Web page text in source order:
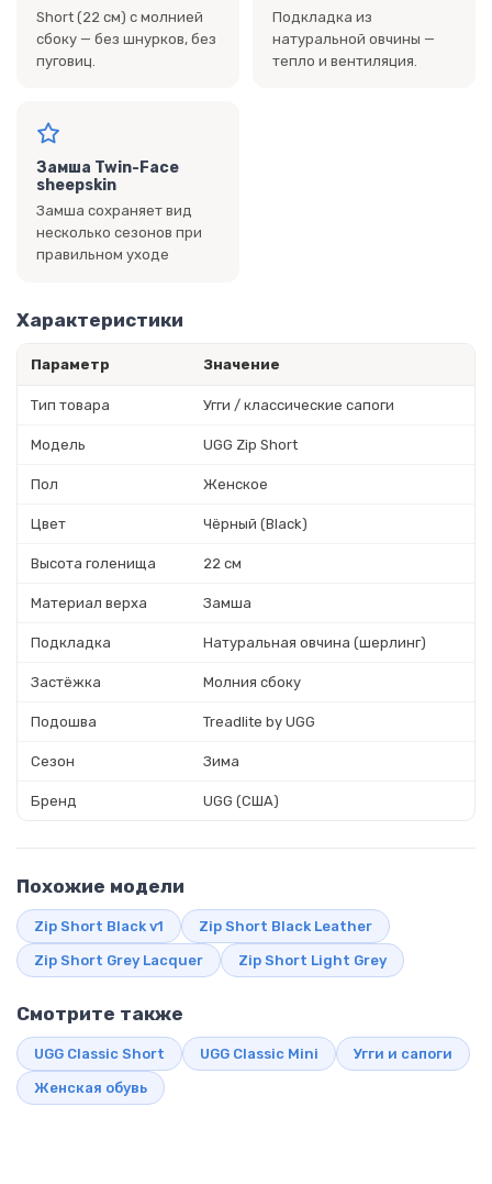
Short (22 см) с молнией
сбоку — без шнурков, без
пуговиц.
Подкладка из
натуральной овчины —
тепло и вентиляция.
Замша Twin-Face
sheepskin
Замша сохраняет вид
несколько сезонов при
правильном уходе
Характеристики
Параметр Значение
Тип товара Угги / классические сапоги
Модель UGG Zip Short
Пол Женское
Цвет Чёрный (Black)
Высота голенища 22 см
Материал верха Замша
Подкладка Натуральная овчина (шерлинг)
Застёжка Молния сбоку
Подошва Treadlite by UGG
Сезон Зима
Бренд UGG (США)
Похожие модели
Zip Short Black v1 Zip Short Black Leather
Zip Short Grey Lacquer Zip Short Light Grey
Смотрите также
UGG Classic Short UGG Classic Mini Угги и сапоги
Женская обувь